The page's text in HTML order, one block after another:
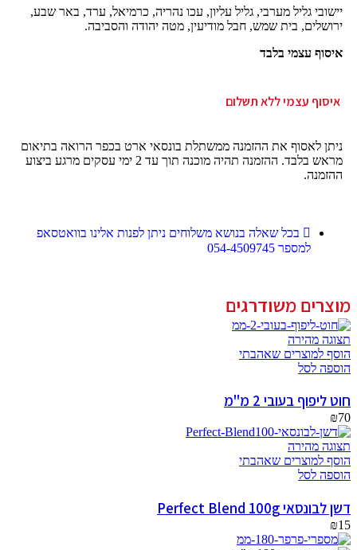
יישובי גליל מערבי, גליל עליון, עכו נהריה, כרמיאל, ערד, באר שבע,
ירושלים, בית שמש, חבל מודיעין, מטה יהודה והסביבה.
איסוף עצמי בלבד
איסוף עצמי ללא תשלום
ניתן לאסוף את ההזמנה ממשתלת בונסאי ארט בכפר הרואה בתיאום
מראש בלבד. ההזמנה תהיה מוכנה תוך עד 2 ימי עסקים מרגע ביצוע
ההזמנה.
בכל שאלה בנושא משלוחים ניתן לפנות אלינו בוואטסאפ
למספר 054-4509745
מוצרים משודרגים
תצוגה מהירה
הוסף למוצרים שאהבתי
הוספה לסל
חוט ליפוף בעובי 2 מ"מ
₪70
תצוגה מהירה
הוסף למוצרים שאהבתי
הוספה לסל
דשן לבונסאי Perfect Blend 100g
₪15